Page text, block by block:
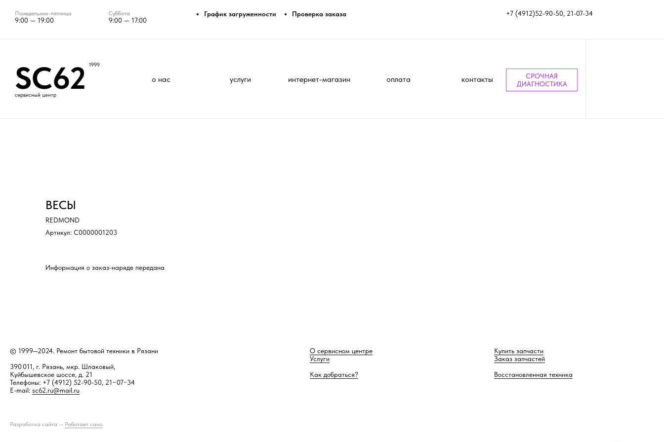
Понедельник-пятница
9:00 — 19:00
+7 (4912)52-90-50, 21-07-34
услуги
Суббота
9:00 — 17:00
интернет-магазин оплата контакты
о нас
График загруженности Проверка заказа
SC62 1999
сервисный центр
СРОЧНАЯ
ДИАГНОСТИКА
ВЕСЫ
REDMOND
Артикул: С0000001203
Информация о заказ-наряде передана
Разработка сайта — Работает само
© 1999—2024. Ремонт бытовой техники в Рязани
390 011, г. Рязань, мкр. Шлаковый,
Куйбышевское шоссе, д. 21
Телефоны: +7 (4912) 52-90-50, 21−07−34
E-mail: sc62.ru@mail.ru
О сервисном центре
Услуги
Как добраться?
Купить запчасти
Заказ запчастей
Восстановленная техника